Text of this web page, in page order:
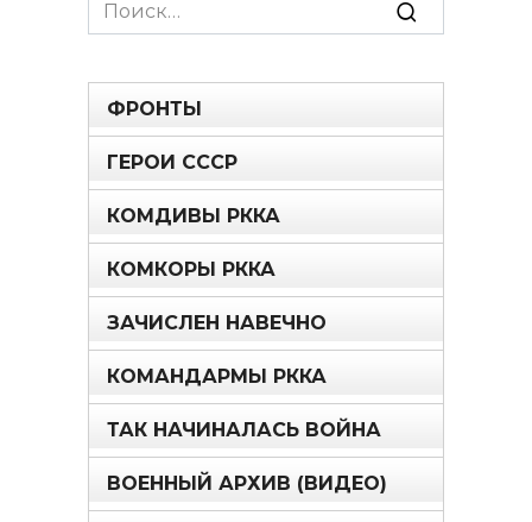
for:
ФРОНТЫ
ГЕРОИ СССР
КОМДИВЫ РККА
КОМКОРЫ РККА
ЗАЧИСЛЕН НАВЕЧНО
КОМАНДАРМЫ РККА
ТАК НАЧИНАЛАСЬ ВОЙНА
ВОЕННЫЙ АРХИВ (ВИДЕО)